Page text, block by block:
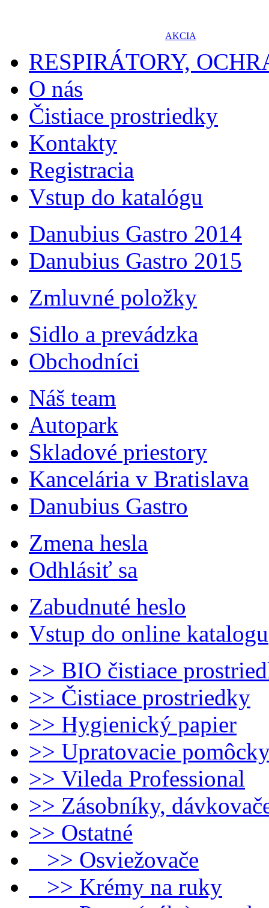
AKCIA
RESPIRÁTORY,
O nás
Čistiace prostriedky
Kontakty
Registracia
Vstup do katalógu
Danubius Gastro 2014
Danubius Gastro 2015
Zmluvné položky
Sidlo a prevádzka
Obchodníci
Náš team
Autopark
Skladové priestory
Kancelária v Bratislava
Danubius Gastro
Zmena hesla
Odhlásiť sa
Zabudnuté heslo
Vstup do online katalogu
>> BIO čistiace
>> Čistiace prostriedky
>> Hygienický papier
>> Upratovacie
>> Vileda Professional
>> Zásobníky,
>> Ostatné
>> Osviežovače
>> Krémy na ruky